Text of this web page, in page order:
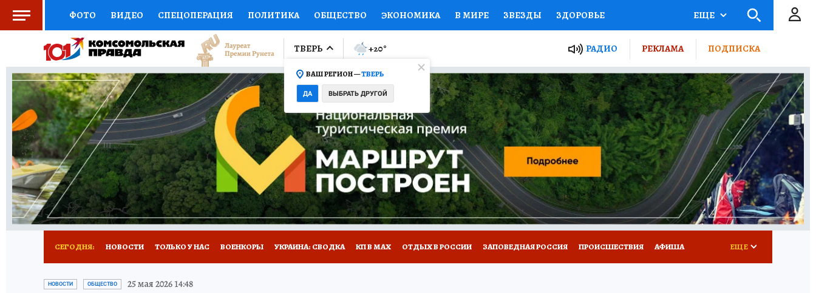
ФОТО ВИДЕО СПЕЦОПЕРАЦИЯ ПОЛИТИКА ОБЩЕСТВО ЭКОНОМИКА В МИРЕ ЗВЕЗДЫ ЗДОРОВЬЕ
СОЦПОДДЕРЖКА НАУКА СПОРТ КОЛУМНИСТЫ ПРОИСШЕСТВИЯ НАЦИОНАЛЬНЫЕ ПРОЕКТЫ РОССИИ
ВЫБОР ЭКСПЕРТОВ ДОКТОР ФИНАНСЫ ОТКРЫВАЕМ МИР Я ЗНАЮ СЕМЬЯ ЖЕНСКИЕ СЕКРЕТЫ ПУТЕВОДИТЕЛЬ
КНИЖНАЯ ПОЛКА ПРОГНОЗЫ НА СПОРТ ПРОМОКОДЫ СЕРИАЛЫ СПЕЦПРОЕКТЫ ДЕФИЦИТ ЖЕЛЕЗА ТУРИЗМ
ПРЕСС-ЦЕНТР НЕДВИЖИМОСТЬ ТЕЛЕВИЗОР КОЛЛЕКЦИИ КОНКУРСЫ РАБОТА У НАС ГИД ПОТРЕБИТЕЛЯ ВСЕ О КП
РАДИО КП РЕКЛАМА ТЕСТЫ НОВОЕ НА САЙТЕ
ЕЩЕ
ТВЕРЬ
ВАШ РЕГИОН —ТВЕРЬ
ДА ВЫБРАТЬ ДРУГОЙ
+20° РАДИО РЕКЛАМА ПОДПИСКА
СЕГОДНЯ: НОВОСТИ ТОЛЬКО У НАС ВОЕНКОРЫ УКРАИНА: СВОДКА КП В МАХ ОТДЫХ В РОССИИ ЗАПОВЕДНАЯ РОССИЯ ПРОИСШЕСТВИЯ АФИША
ИСПЫТАНО НА СЕБЕ
ЕЩЕ
НОВОСТИ ОБЩЕСТВО 25 мая 2026 14:48